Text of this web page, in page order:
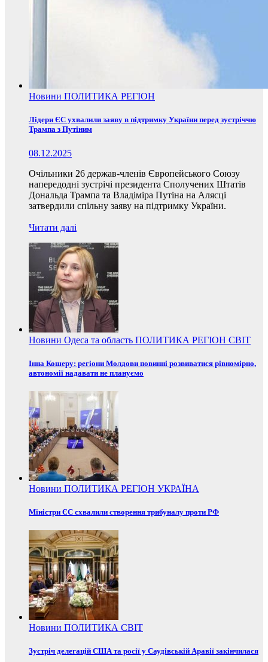
Новини ПОЛИТИКА РЕГІОН
Лідери ЄС ухвалили заяву в підтримку України перед зустріччю
Трампа з Путіним
08.12.2025
Очільники 26 держав-членів Європейського Союзу
напередодні зустрічі президента Сполучених Штатів
Дональда Трампа та Владіміра Путіна на Алясці
затвердили спільну заяву на підтримку України.
Читати далі
Новини Одеса та область ПОЛИТИКА РЕГІОН СВІТ
Інна Кошеру: регіони Молдови повинні розвиватися рівномірно,
автономії надавати не плануємо
Новини ПОЛИТИКА РЕГІОН УКРАЇНА
Міністри ЄС схвалили створення трибуналу проти РФ
Новини ПОЛИТИКА СВІТ
Зустріч делегацій США та росії у Саудівській Аравії закінчилася